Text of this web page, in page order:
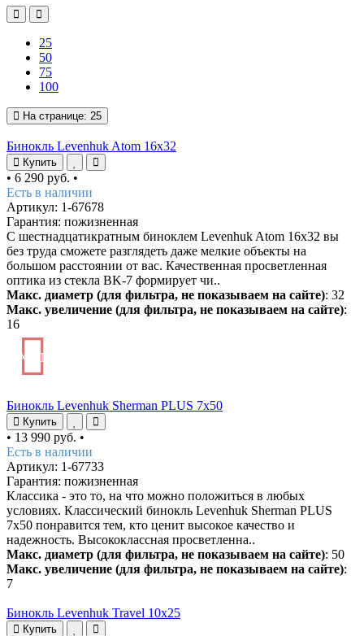
25
50
75
100
На странице: 25
Бинокль Levenhuk Atom 16x32
Купить
• 6 290 руб. •
Есть в наличии
Артикул: 1-67678
Гарантия: пожизненная
С шестнадцатикратным биноклем Levenhuk Atom 16x32 вы
без труда сможете разглядеть даже мелкие объекты на
большом расстоянии от вас. Качественная просветленная
оптика из стекла BK-7 формирует чи..
Макс. диаметр (для фильтра, не показываем на сайте): 32
Макс. увеличение (для фильтра, не показываем на сайте):
16
ХИТ
Бинокль Levenhuk Sherman PLUS 7x50
Купить
• 13 990 руб. •
Есть в наличии
Артикул: 1-67733
Гарантия: пожизненная
Классика - это то, на что можно положиться в любых
условиях. Классический бинокль Levenhuk Sherman PLUS
7x50 понравится тем, кто ценит высокое качество и
надежность. Высококлассная просветленна..
Макс. диаметр (для фильтра, не показываем на сайте): 50
Макс. увеличение (для фильтра, не показываем на сайте):
7
Бинокль Levenhuk Travel 10x25
Купить